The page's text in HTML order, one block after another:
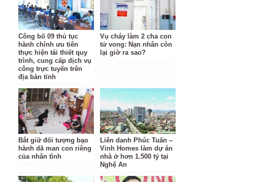
Công bố 09 thủ tục
hành chính ưu tiên
thực hiện tái thiết quy
trình, cung cấp dịch vụ
công trực tuyến trên
địa bàn tỉnh
Vụ cháy làm 2 cha con
tử vong: Nạn nhân còn
lại giờ ra sao?
Bắt giữ đối tượng bạo
hành dã man con riêng
của nhân tình
Liên danh Phúc Tuấn –
Vinh Homes làm dự án
nhà ở hơn 1.500 tỷ tại
Nghệ An